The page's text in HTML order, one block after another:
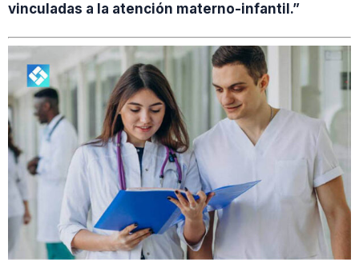
vinculadas a la atención materno-infantil.”